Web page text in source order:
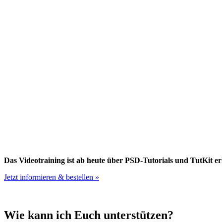
Das Videotraining ist ab heute über PSD-Tutorials und TutKit
Jetzt informieren & bestellen »
Wie kann ich Euch unterstützen?